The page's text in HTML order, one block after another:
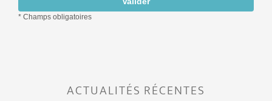
ACTUALITÉS RÉCENTES